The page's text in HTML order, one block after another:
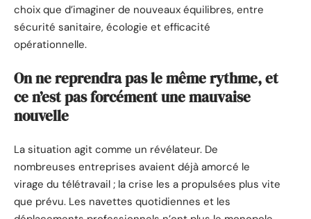
choix que d’imaginer de nouveaux équilibres, entre
sécurité sanitaire, écologie et efficacité
opérationnelle.
On ne reprendra pas le même rythme, et
ce n’est pas forcément une mauvaise
nouvelle
La situation agit comme un révélateur. De
nombreuses entreprises avaient déjà amorcé le
virage du télétravail ; la crise les a propulsées plus vite
que prévu. Les navettes quotidiennes et les